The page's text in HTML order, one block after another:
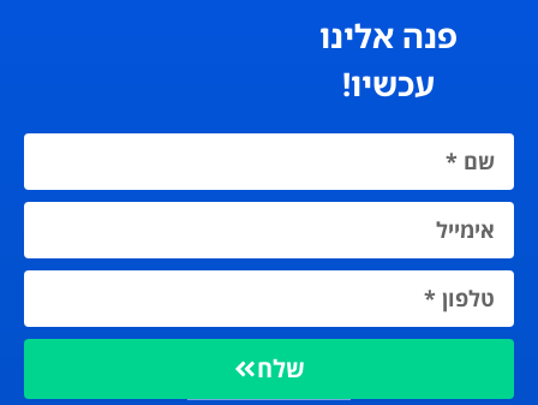
פנה אלינו
עכשיו!
שלח